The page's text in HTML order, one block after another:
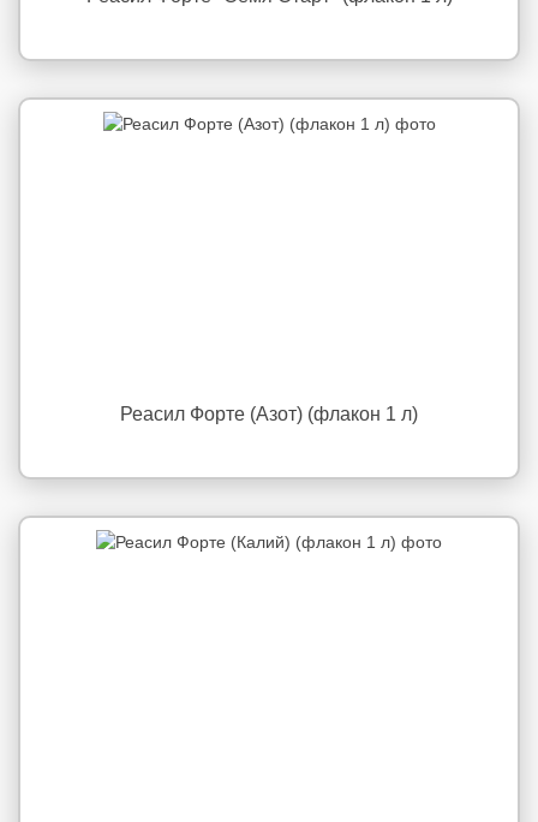
Реасил Форте (Азот) (флакон 1 л)